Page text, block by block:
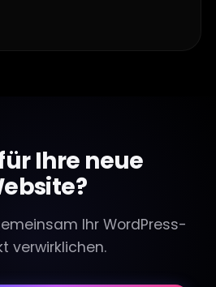
Ihre neue
Ihr WordPress-
verwirklichen.